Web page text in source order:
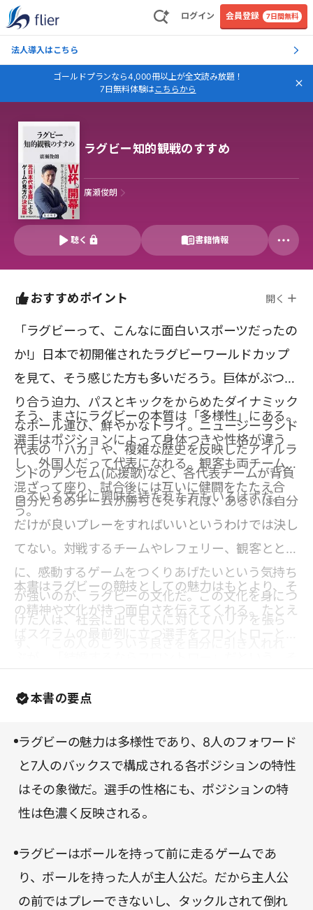
ログイン 会員登録 7日間無料
法人導入はこちら
ゴールドプランなら4,000冊以上が全文読み放題！
7日無料体験はこちらから
ラグビー知的観戦のすすめ
廣瀬俊朗
聴く 書籍情報
おすすめポイント 開く
「ラグビーって、こんなに面白いスポーツだったの
か!」日本で初開催されたラグビーワールドカップ
を見て、そう感じた方も多いだろう。巨体がぶつか
り合う迫力、パスとキックをからめたダイナミック
なボール運び、鮮やかなトライ。ニュージーランド
代表の「ハカ」や、複雑な歴史を反映したアイルラ
ンドのアンセム(応援歌)など、各代表チームが背負
っている文化に興味を持たれた方もいるはずだ。
そう、まさにラグビーの本質は「多様性」にある。
選手はポジションによって身体つきや性格が違う
し、外国人だって代表になれる。観客も両チームが
混ざって座り、試合後には互いに健闘をたたえ合
う。
自分たちのチームが勝ちさえすれば、あるいは自分
だけが良いプレーをすればいいというわけでは決し
てない。対戦するチームやレフェリー、観客ととも
に、感動するゲームをつくりあげたいという気持ち
が強いのが、ラグビーの文化だ。この文化を身につ
けた人は、社会に出ても人に対してバリアを張ら
ば、自分はもっと良くなるのでは」と考えられるよ
うになるだろう。これもラグビーの持つ社会的な価
本書はラグビーの競技としての魅力はもとより、そ
の精神や文化が持つ面白さを伝えてくれる。たとえ
ばスクラムの最前列に立つ選手をフロントローと呼
めていただきたい。
本書の要点
ラグビーの魅力は多様性であり、8人のフォワード
と7人のバックスで構成される各ポジションの特性
はその象徴だ。選手の性格にも、ポジションの特
性は色濃く反映される。
ラグビーはボールを持って前に走るゲームであ
り、ボールを持った人が主人公だ。だから主人公
の前ではプレーできないし、タックルされて倒れ